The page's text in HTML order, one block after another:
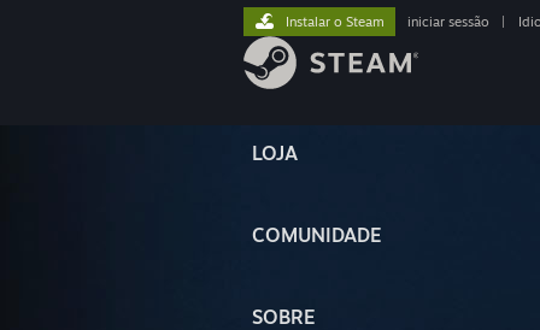
LOJA
COMUNIDADE
SOBRE
Instalar o Steam iniciar sessão